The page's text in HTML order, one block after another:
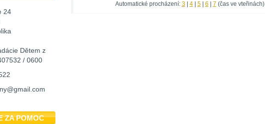
24
Dětem z
/ 0600
ZA POMOC
Automatické procházení: 3| 4| 5| 6 7 (čas ve vteřinách)